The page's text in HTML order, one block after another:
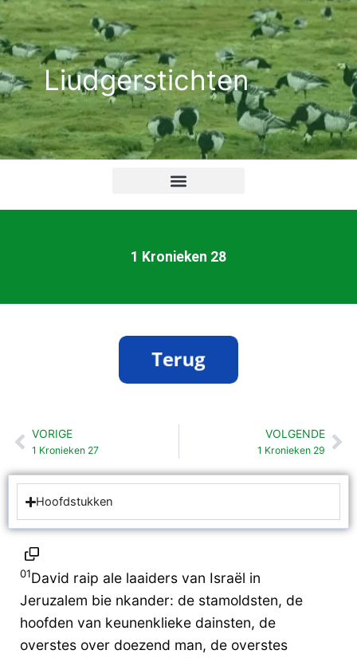
Ga
naar
de
inhoudLiudgerstichten
1 Kronieken 28
Vorige
VORIGE
1 Kronieken 27
VOLGENDE
1 Kronieken 29
Hoofdstukken
01David raip ale laaiders van Israël in
Jeruzalem bie nkander: de stamoldsten, de
hoofden van keunenklieke dainsten, de
overstes over doezend man, de overstes